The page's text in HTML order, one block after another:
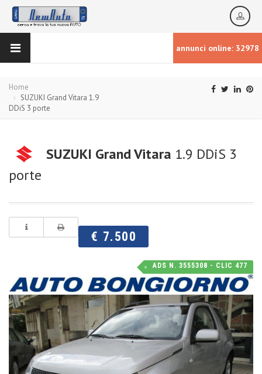
annunci online: 32978
Home
SUZUKI Grand Vitara 1.9
DDiS 3 porte
SUZUKI Grand Vitara 1.9 DDiS 3
porte
€ 7.500
ADS N. 3555308 - CLIC 477